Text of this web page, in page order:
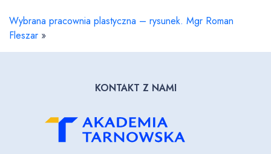
Wybrana pracownia plastyczna – rysunek. Mgr Roman
Fleszar »
KONTAKT Z NAMI